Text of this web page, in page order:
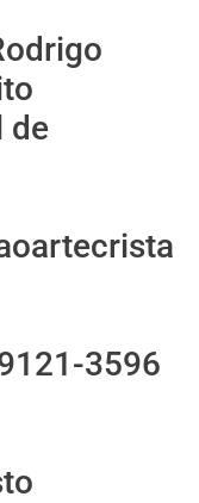
de
3596